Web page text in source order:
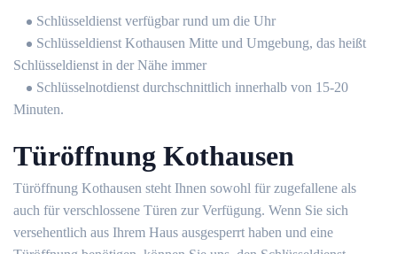
Schlüsseldienst verfügbar rund um die Uhr
Schlüsseldienst Kothausen Mitte und Umgebung, das heißt
Schlüsseldienst in der Nähe immer
Schlüsselnotdienst durchschnittlich innerhalb von 15-20
Minuten.
Türöffnung Kothausen
Türöffnung Kothausen steht Ihnen sowohl für zugefallene als
auch für verschlossene Türen zur Verfügung. Wenn Sie sich
versehentlich aus Ihrem Haus ausgesperrt haben und eine